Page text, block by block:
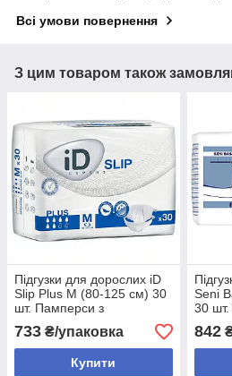
Всі умови повернення
З цим товаром також
Підгузки для дорослих iD
Slip Plus М (80-125 см) 30
шт. Памперси з
індикатором наповнення
733 ₴/упаковка
Купити
Seni
30 шт.
842